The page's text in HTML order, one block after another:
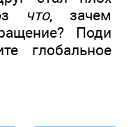
что, зачем
Поди
глобальное